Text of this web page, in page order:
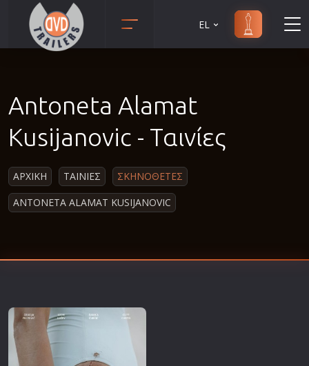
Αισθηματικές
Αστυνομικές
Β' Παγκόσμιος Πόλεμος
Γουέστερν
EL
Antoneta Alamat
Kusijanovic - Ταινίες
ΑΡΧΙΚΗ ΤΑΙΝΙΕΣ
ΣΚΗΝΟΘΕΤΕΣ
ANTONETA ALAMAT KUSIJANOVIC